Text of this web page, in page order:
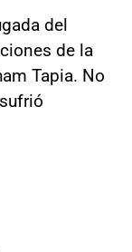
del
de la
Tapia. No